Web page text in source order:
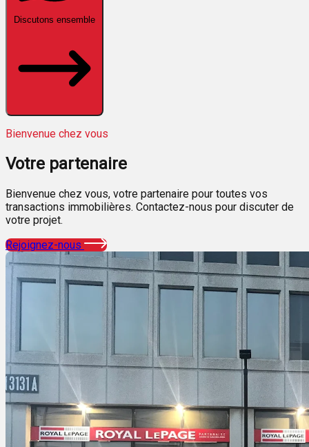
Discutons ensemble
Bienvenue chez vous
Votre partenaire
Bienvenue chez vous, votre partenaire pour toutes vos
transactions immobilières. Contactez-nous pour discuter de
votre projet.
Rejoignez-nous